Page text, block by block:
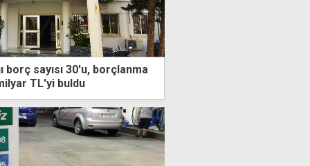
borç sayısı 30'u, borçlanma
TL'yi buldu